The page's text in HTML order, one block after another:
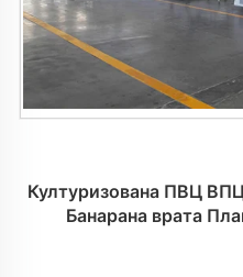
Културизована ПВЦ
Банарана врата